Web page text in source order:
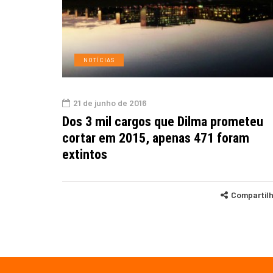
NOTÍCIAS
21 de junho de 2016
Dos 3 mil cargos que Dilma prometeu
cortar em 2015, apenas 471 foram
extintos